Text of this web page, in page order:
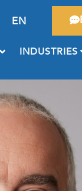
EN
INDUSTRIES